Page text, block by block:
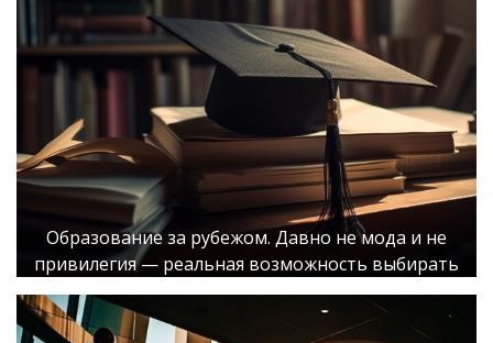
Образование за рубежом. Давно не мода и не
привилегия — реальная возможность выбирать